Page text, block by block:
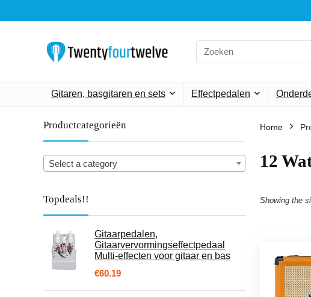
Search
for:
Gitaren, basgitaren en sets Effectpedalen
Productcategorieën
Select a category
Topdeals!!
Gitaarpedalen,
Gitaarvervormingseffectpedaal
Multi-effecten voor gitaar en bas
€60.19
Home
‎12
Showing the